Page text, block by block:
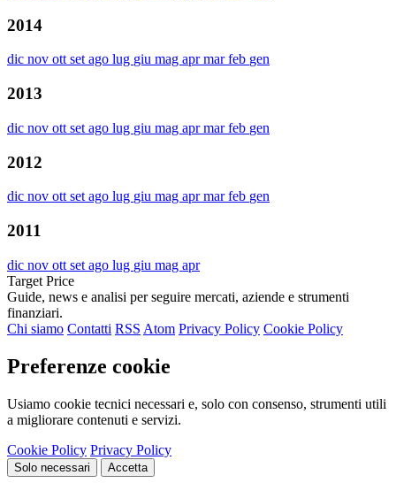
2014
dic nov ottsetago lug giu mag aprmarfeb gen
2013
dic nov ott set ago lug giu mag aprmarfeb gen
2012
dic nov ott set ago lug giu mag aprmarfeb gen
2011
dic nov ott set ago lug giu mag apr
Target Price
Guide, news e analisi per seguire mercati, aziende e strumenti
finanziari.
Chi siamo Contatti RSS Atom Privacy Policy Cookie Policy
Preferenze cookie
Usiamo cookie tecnici necessari e, solo con consenso, strumenti utili
a migliorare contenuti e servizi.
Cookie Policy Privacy Policy
Solo necessari Accetta